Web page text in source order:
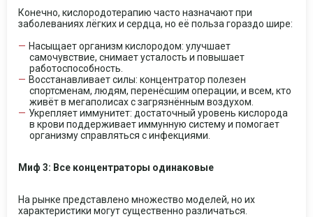
Конечно, кислородотерапию часто назначают при
заболеваниях лёгких и сердца, но её польза гораздо шире:
Насыщает организм кислородом: улучшает
самочувствие, снимает усталость и повышает
работоспособность.
Восстанавливает силы: концентратор полезен
спортсменам, людям, перенёсшим операции, и всем, кто
живёт в мегаполисах с загрязнённым воздухом.
Укрепляет иммунитет: достаточный уровень кислорода
в крови поддерживает иммунную систему и помогает
организму справляться с инфекциями.
Миф 3: Все концентраторы одинаковые
На рынке представлено множество моделей, но их
характеристики могут существенно различаться.